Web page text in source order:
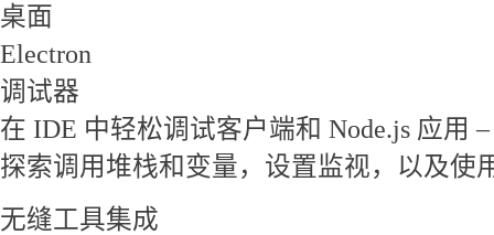
桌面
Electron
调试器
在 IDE 中轻松调试客户端和 Node.js 应用
探索调用堆栈和变量，设置监视，以及使
无缝工具集成